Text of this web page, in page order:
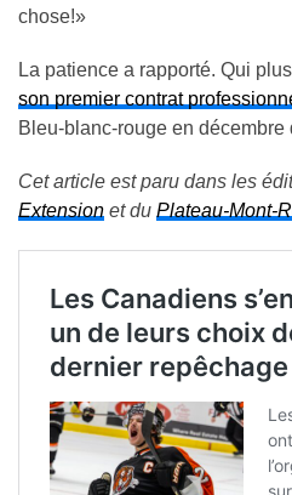
chose!»
La patience a rapporté. Qui
son premier contrat
Bleu-blanc-rouge en décembre
Cet article est paru dans les
Extension et du Plateau-Mont-